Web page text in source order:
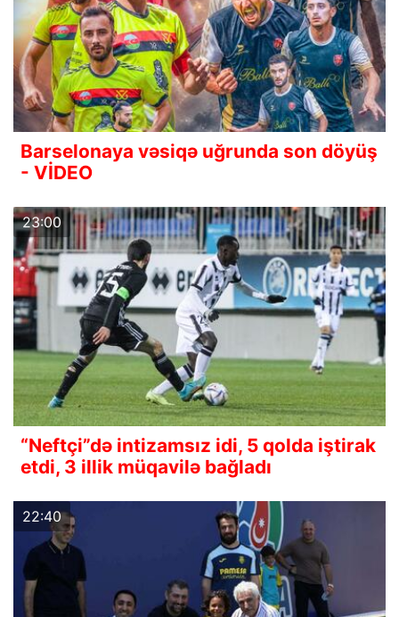
Barselonaya vəsiqə uğrunda son döyüş
- VİDEO
23:00
“Neftçi”də intizamsız idi, 5 qolda iştirak
etdi, 3 illik müqavilə bağladı
22:40